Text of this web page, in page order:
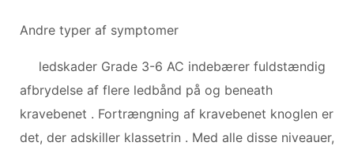
Andre typer af symptomer
ledskader Grade 3-6 AC indebærer fuldstændig
afbrydelse af flere ledbånd på og beneath
kravebenet . Fortrængning af kravebenet knoglen er
det, der adskiller klassetrin . Med alle disse niveauer,